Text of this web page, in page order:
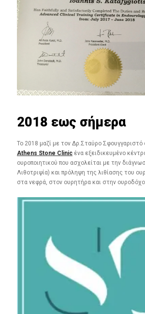
2018 εως σήμερα
Το 2018 μαζί με τον Δρ.Σταύρο
Athens Stone Clinic ένα εξειδικευμένο
ουροποιητικού που ασχολείται με την
Λιθοτριψία) και πρόληψη της λιθίασης του
στα νεφρά, στον ουρητήρα και στην